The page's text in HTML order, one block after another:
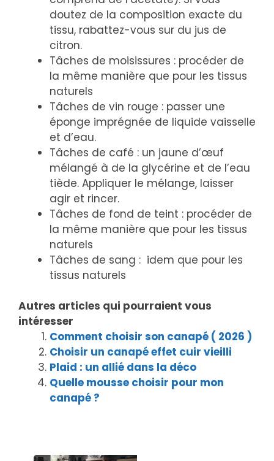
doutez de la composition exacte du
tissu, rabattez-vous sur du jus de
citron.
Tâches de moisissures : procéder de
la même manière que pour les tissus
naturels
Tâches de vin rouge : passer une
éponge imprégnée de liquide vaisselle
et d’eau.
Tâches de café : un jaune d’œuf
mélangé à de la glycérine et de l’eau
tiède. Appliquer le mélange, laisser
agir et rincer.
Tâches de fond de teint : procéder de
la même manière que pour les tissus
naturels
Tâches de sang : idem que pour les
tissus naturels
Autres articles qui pourraient vous
intéresser
Comment choisir son canapé ( 2026 )
Choisir un canapé effet cuir vieilli
Plaid : un allié dans la déco
Quelle mousse choisir pour mon
canapé ?